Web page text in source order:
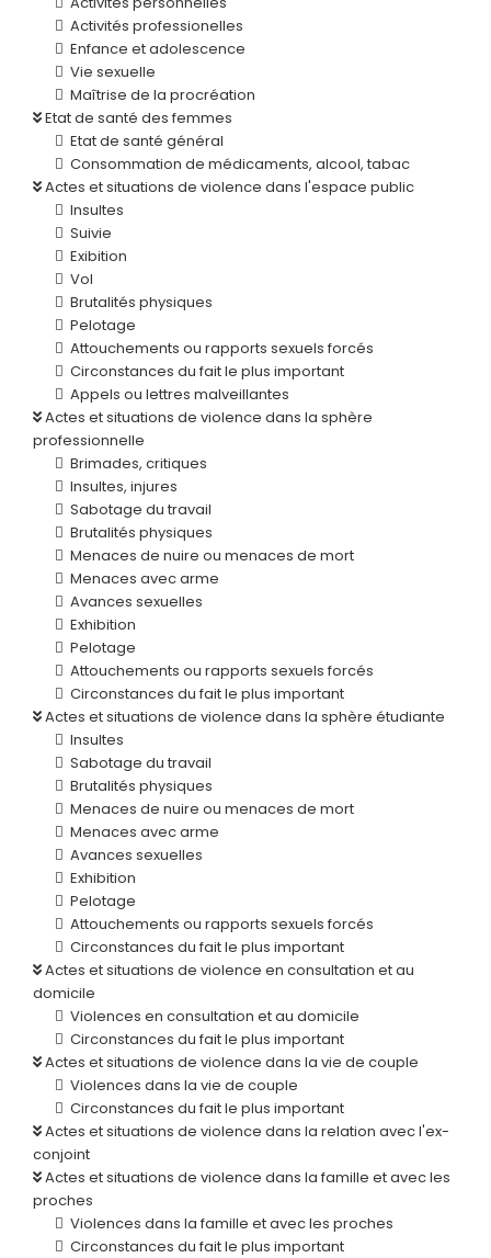
Activités professionelles
Enfance et adolescence
Vie sexuelle
Maîtrise de la procréation
Etat de santé des femmes
Etat de santé général
Consommation de médicaments, alcool, tabac
Actes et situations de violence dans l'espace public
Insultes
Suivie
Exibition
Vol
Brutalités physiques
Pelotage
Attouchements ou rapports sexuels forcés
Circonstances du fait le plus important
Appels ou lettres malveillantes
Actes et situations de violence dans la sphère
professionnelle
Brimades, critiques
Insultes, injures
Sabotage du travail
Brutalités physiques
Menaces de nuire ou menaces de mort
Menaces avec arme
Avances sexuelles
Exhibition
Pelotage
Attouchements ou rapports sexuels forcés
Circonstances du fait le plus important
Actes et situations de violence dans la sphère étudiante
Insultes
Sabotage du travail
Brutalités physiques
Menaces de nuire ou menaces de mort
Menaces avec arme
Avances sexuelles
Exhibition
Pelotage
Attouchements ou rapports sexuels forcés
Circonstances du fait le plus important
Actes et situations de violence en consultation et au
domicile
Violences en consultation et au domicile
Circonstances du fait le plus important
Actes et situations de violence dans la vie de couple
Violences dans la vie de couple
Circonstances du fait le plus important
Actes et situations de violence dans la relation avec l'ex-
conjoint
Actes et situations de violence dans la famille et avec les
proches
Violences dans la famille et avec les proches
Circonstances du fait le plus important